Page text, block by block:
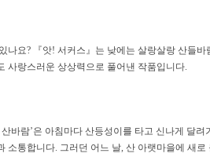
나요? 『앗! 서커스』는 낮에는 살랑살랑 산들바
사랑스러운 상상력으로 풀어낸 작품입니다.
바람’은 아침마다 산등성이를 타고 신나게 달
소통합니다. 그러던 어느 날, 산 아랫마을에 새